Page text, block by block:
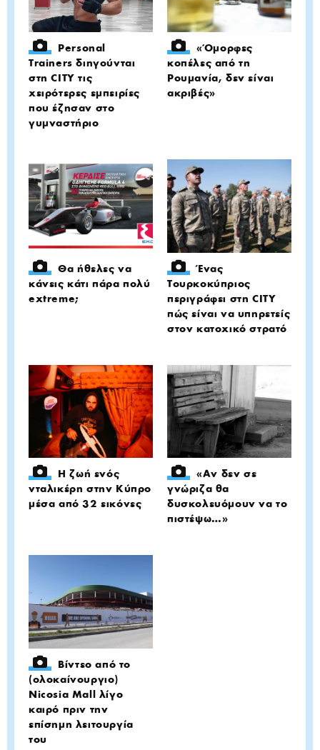
Personal
Trainers διηγούνται
στη CITY τις
χειρότερες εμπειρίες
που έζησαν στο
γυμναστήριο
«Όμορφες
κοπέλες από τη
Ρουμανία, δεν είναι
ακριβές»
Θα ήθελες να
κάνεις κάτι πάρα πολύ
extreme;
Ένας
Τουρκοκύπριος
περιγράφει στη CITY
πώς είναι να υπηρετείς
στον κατοχικό στρατό
H ζωή ενός
νταλικέρη στην Κύπρο
μέσα από 32 εικόνες
«Αν δεν σε
γνώριζα θα
δυσκολευόμουν να το
πιστέψω…»
Βίντεο από το
(ολοκαίνουργιο)
Nicosia Mall λίγο
καιρό πριν την
επίσημη λειτουργία
του